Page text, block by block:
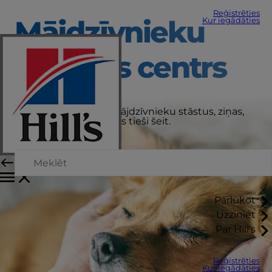
Reģistrēties
Kur iegādāties
Pārlūkot
Uzziniet
Par Hill's
Reģistrēties
Kur iegādāties
Mājdzīvnieku
aprūpes centrs
Saņemiet jaunākos mājdzīvnieku stāstus, ziņas,
padomus un padomus tieši šeit.